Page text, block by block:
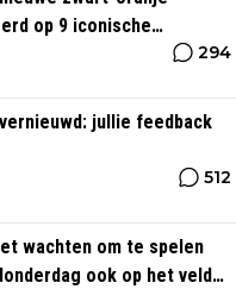
op 9 iconische
294
jullie feedback
512
wachten om te spelen
ook op het veld